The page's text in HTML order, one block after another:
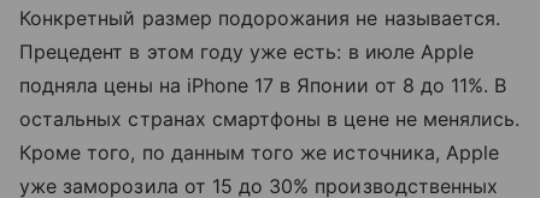
Конкретный размер подорожания не называется.
Прецедент в этом году уже есть: в июле Apple
подняла цены на iPhone 17 в Японии от 8 до 11%. В
остальных странах смартфоны в цене не менялись.
Кроме того, по данным того же источника, Apple
уже заморозила от 15 до 30% производственных